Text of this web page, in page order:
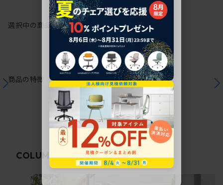
選択中の商品情報注意事項
商品の特徴
COLUMN関連コラム